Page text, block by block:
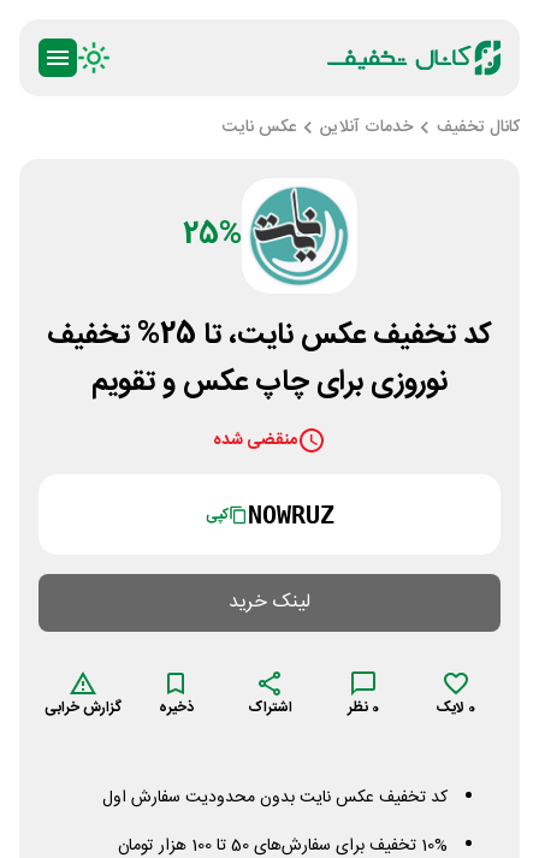
کانال تخفیف خدمات آنلاین عکس نایت
25%
کد تخفیف عکس نایت، تا 25% تخفیف
نوروزی برای چاپ عکس و تقویم
منقضی شده
NOWRUZ کپی
لینک خرید
0 لایک 0 نظر اشتراک ذخیره گزارش خرابی
کد تخفیف عکس نایت بدون محدودیت سفارش اول
10% تخفیف برای سفارش‌های 50 تا 100 هزار تومان